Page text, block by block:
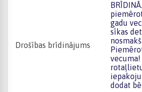
Drošības brīdinājums
BRĪDINĀJUMI! Nav
gadu
sīkas
dodat